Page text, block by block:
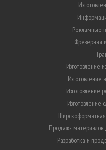
Рекламные
Фрезерная
Изготовление
Изготовление
Изготовление
Изготовление
Продажа материалов
Разработка и